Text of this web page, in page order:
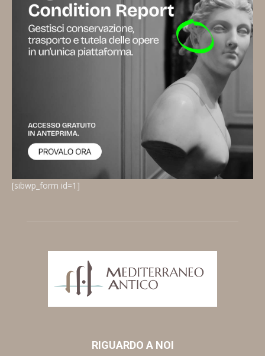
[sibwp_form id=1]
RIGUARDO A NOI